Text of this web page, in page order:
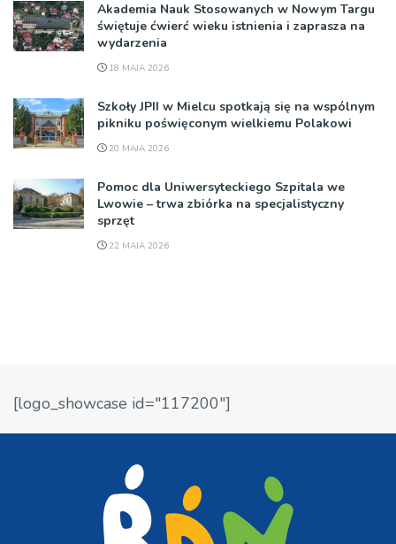
Akademia Nauk Stosowanych w Nowym Targu
świętuje ćwierć wieku istnienia i zaprasza na
wydarzenia
18 MAJA 2026
Szkoły JPII w Mielcu spotkają się na wspólnym
pikniku poświęconym wielkiemu Polakowi
20 MAJA 2026
Pomoc dla Uniwersyteckiego Szpitala we
Lwowie – trwa zbiórka na specjalistyczny
sprzęt
22 MAJA 2026
[logo_showcase id="117200"]